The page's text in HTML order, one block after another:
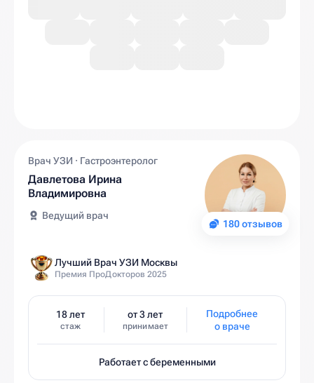
180 отзывов
Врач УЗИ · Гастроэнтеролог
Давлетова Ирина
Владимировна
Ведущий врач
Лучший Врач УЗИ Москвы
Премия ПроДокторов 2025
18 лет
стаж
от 3 лет
принимает
Подробнее
о враче
Работает с беременными